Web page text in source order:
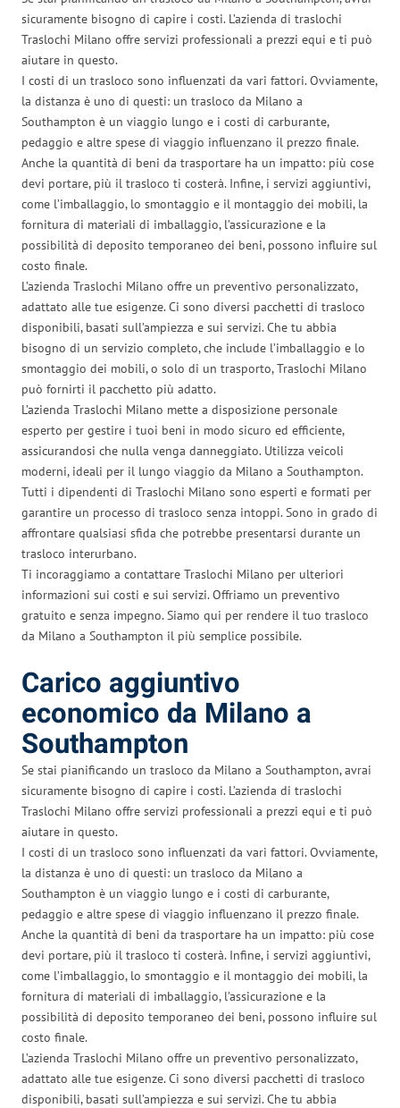
sicuramente bisogno di capire i costi. L’azienda di traslochi
Traslochi Milano offre servizi professionali a prezzi equi e ti può
aiutare in questo.
I costi di un trasloco sono influenzati da vari fattori. Ovviamente,
la distanza è uno di questi: un trasloco da Milano a
Southampton è un viaggio lungo e i costi di carburante,
pedaggio e altre spese di viaggio influenzano il prezzo finale.
Anche la quantità di beni da trasportare ha un impatto: più cose
devi portare, più il trasloco ti costerà. Infine, i servizi aggiuntivi,
come l’imballaggio, lo smontaggio e il montaggio dei mobili, la
fornitura di materiali di imballaggio, l’assicurazione e la
possibilità di deposito temporaneo dei beni, possono influire sul
costo finale.
L’azienda Traslochi Milano offre un preventivo personalizzato,
adattato alle tue esigenze. Ci sono diversi pacchetti di trasloco
disponibili, basati sull’ampiezza e sui servizi. Che tu abbia
bisogno di un servizio completo, che include l’imballaggio e lo
smontaggio dei mobili, o solo di un trasporto, Traslochi Milano
può fornirti il pacchetto più adatto.
L’azienda Traslochi Milano mette a disposizione personale
esperto per gestire i tuoi beni in modo sicuro ed efficiente,
assicurandosi che nulla venga danneggiato. Utilizza veicoli
moderni, ideali per il lungo viaggio da Milano a Southampton.
Tutti i dipendenti di Traslochi Milano sono esperti e formati per
garantire un processo di trasloco senza intoppi. Sono in grado di
affrontare qualsiasi sfida che potrebbe presentarsi durante un
trasloco interurbano.
Ti incoraggiamo a contattare Traslochi Milano per ulteriori
informazioni sui costi e sui servizi. Offriamo un preventivo
gratuito e senza impegno. Siamo qui per rendere il tuo trasloco
da Milano a Southampton il più semplice possibile.
Carico aggiuntivo
economico da Milano a
Southampton
Se stai pianificando un trasloco da Milano a Southampton, avrai
sicuramente bisogno di capire i costi. L’azienda di traslochi
Traslochi Milano offre servizi professionali a prezzi equi e ti può
aiutare in questo.
I costi di un trasloco sono influenzati da vari fattori. Ovviamente,
la distanza è uno di questi: un trasloco da Milano a
Southampton è un viaggio lungo e i costi di carburante,
pedaggio e altre spese di viaggio influenzano il prezzo finale.
Anche la quantità di beni da trasportare ha un impatto: più cose
devi portare, più il trasloco ti costerà. Infine, i servizi aggiuntivi,
come l’imballaggio, lo smontaggio e il montaggio dei mobili, la
fornitura di materiali di imballaggio, l’assicurazione e la
possibilità di deposito temporaneo dei beni, possono influire sul
costo finale.
L’azienda Traslochi Milano offre un preventivo personalizzato,
adattato alle tue esigenze. Ci sono diversi pacchetti di trasloco
disponibili, basati sull’ampiezza e sui servizi. Che tu abbia